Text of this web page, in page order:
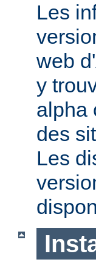
Les
web
y
alpha
des
Les